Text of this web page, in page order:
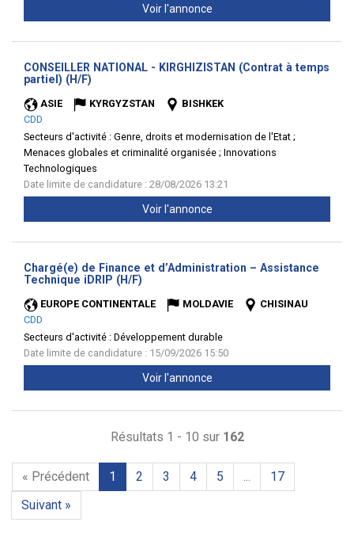
Voir l'annonce
CONSEILLER NATIONAL - KIRGHIZISTAN (Contrat à temps
partiel) (H/F)
ASIE KYRGYZSTAN
BISHKEK
CDD
Secteurs d'activité : Genre, droits et modernisation de l'Etat ;
Menaces globales et criminalité organisée ; Innovations
Technologiques
Date limite de candidature : 28/08/2026 13:21
Voir l'annonce
Chargé(e) de Finance et d’Administration – Assistance
Technique iDRIP (H/F)
EUROPE CONTINENTALE MOLDAVIE
CHISINAU
CDD
Secteurs d'activité : Développement durable
Date limite de candidature : 15/09/2026 15:50
Voir l'annonce
Résultats 1 - 10 sur 162
« Précédent 1 2 3 4 5 ...
17
Suivant »